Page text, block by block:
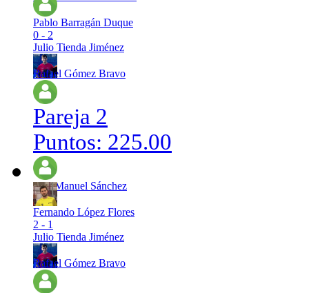
Pablo Barragán Duque
0 - 2
Julio Tienda Jiménez
Rafael Gómez Bravo
Pareja 2
Puntos: 225.00
Jose Manuel Sánchez
Fernando López Flores
2 - 1
Julio Tienda Jiménez
Rafael Gómez Bravo